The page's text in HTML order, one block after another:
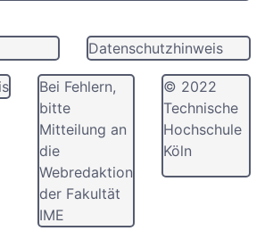
Datenschutzhinweis
Bei Fehlern,
bitte
Mitteilung an
die
Webredaktion
der Fakultät
IME
© 2022
Technische
Hochschule
Köln